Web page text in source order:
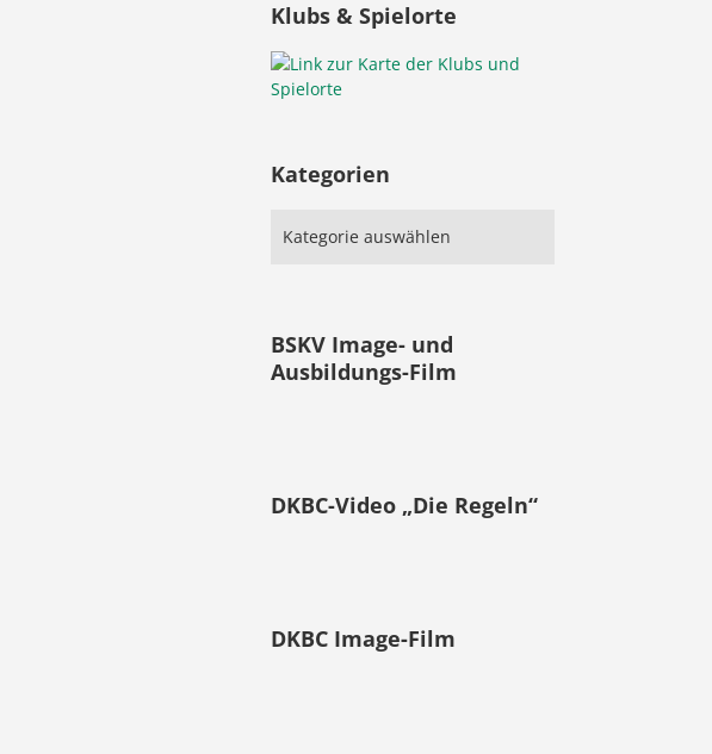
Klubs & Spielorte
Kategorien
BSKV Image- und
Ausbildungs-Film
DKBC-Video „Die Regeln“
DKBC Image-Film